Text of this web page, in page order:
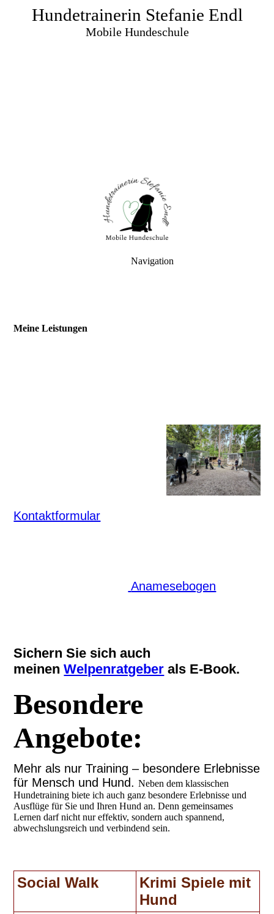
Hundetrainerin Stefanie Endl
Mobile Hundeschule
Navigation
Meine Leistungen
Kontaktformular
Anamesebogen
Sichern Sie sich auch
meinenWelpenratgeber als E-Book.
Besondere
Angebote:
Mehr als nur Training – besondere Erlebnisse
für Mensch und Hund.Neben dem klassischen
Hundetraining biete ich auch ganz besondere Erlebnisse und
Ausflüge für Sie und Ihren Hund an. Denn gemeinsames
Lernen darf nicht nur effektiv, sondern auch spannend,
abwechslungsreich und verbindend sein.
Social Walk
Krimi Spiele mit
Hund